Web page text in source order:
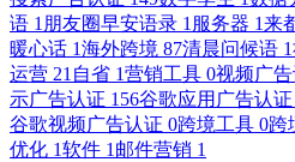
语 1 朋友圈早安语录 1 服务器 1来
暖心话 1海外跨境 87清晨问候语 1
运营 21 自省 1营销工具 0视频广
示广告认证 156谷歌应用广告认证
谷歌视频广告认证 0跨境工具 0跨
优化 1软件 1 邮件营销 1